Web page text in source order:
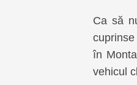
Ca să
în
vehicul